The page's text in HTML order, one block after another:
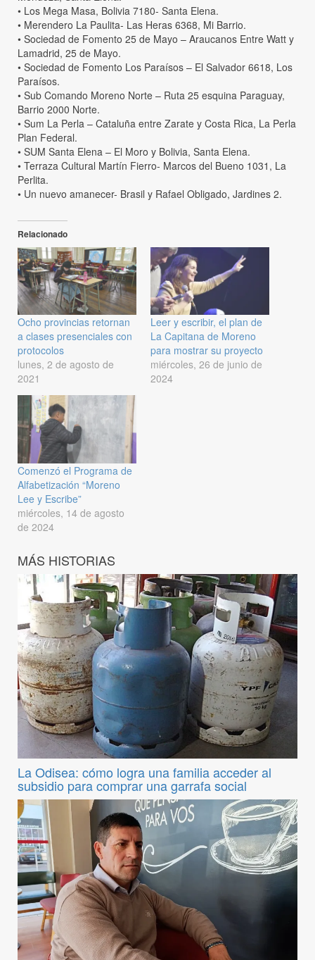
• Los Mega Masa, Bolivia 7180- Santa Elena.
• Merendero La Paulita- Las Heras 6368, Mi Barrio.
• Sociedad de Fomento 25 de Mayo – Araucanos Entre Watt y
Lamadrid, 25 de Mayo.
• Sociedad de Fomento Los Paraísos – El Salvador 6618, Los
Paraísos.
• Sub Comando Moreno Norte – Ruta 25 esquina Paraguay,
Barrio 2000 Norte.
• Sum La Perla – Cataluña entre Zarate y Costa Rica, La Perla
Plan Federal.
• SUM Santa Elena – El Moro y Bolivia, Santa Elena.
• Terraza Cultural Martín Fierro- Marcos del Bueno 1031, La
Perlita.
• Un nuevo amanecer- Brasil y Rafael Obligado, Jardines 2.
Relacionado
Ocho provincias retornan
a clases presenciales con
protocolos
lunes, 2 de agosto de
2021
Leer y escribir, el plan de
La Capitana de Moreno
para mostrar su proyecto
miércoles, 26 de junio de
2024
Comenzó el Programa de
Alfabetización “Moreno
Lee y Escribe”
miércoles, 14 de agosto
de 2024
MÁS HISTORIAS
La Odisea: cómo logra una familia acceder al
subsidio para comprar una garrafa social